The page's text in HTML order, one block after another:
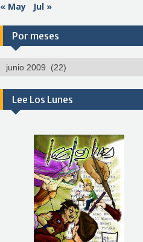
« May Jul »
Por meses
Por
Lee Los Lunes